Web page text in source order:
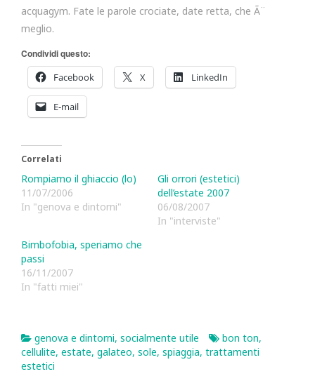
acquagym. Fate le parole crociate, date retta, che Ã¨
meglio.
Condividi questo:
Facebook
X LinkedIn
E-mail
Correlati
Rompiamo il ghiaccio (lo)
11/07/2006
In "genova e dintorni"
Gli orrori (estetici)
dell’estate 2007
06/08/2007
In "interviste"
Bimbofobia, speriamo che
passi
16/11/2007
In "fatti miei"
genova e dintorni, socialmente utile bon ton,
cellulite, estate, galateo, sole, spiaggia, trattamenti
estetici